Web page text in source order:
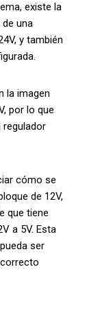
existe la
una
y también
la imagen
por lo que
regulador
cómo se
de 12V,
que tiene
a 5V. Esta
ser